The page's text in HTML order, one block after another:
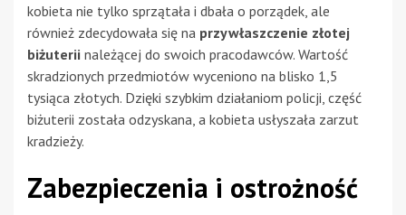
kobieta nie tylko sprzątała i dbała o porządek, ale
również zdecydowała się na przywłaszczenie złotej
biżuterii należącej do swoich pracodawców. Wartość
skradzionych przedmiotów wyceniono na blisko 1,5
tysiąca złotych. Dzięki szybkim działaniom policji, część
biżuterii została odzyskana, a kobieta usłyszała zarzut
kradzieży.
Zabezpieczenia i ostrożność